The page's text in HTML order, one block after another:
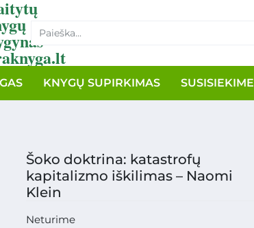
KNYGŲ SUPIRKIMAS SUSISIEKIME
Šoko doktrina: katastrofų
kapitalizmo iškilimas – Naomi
Klein
Neturime